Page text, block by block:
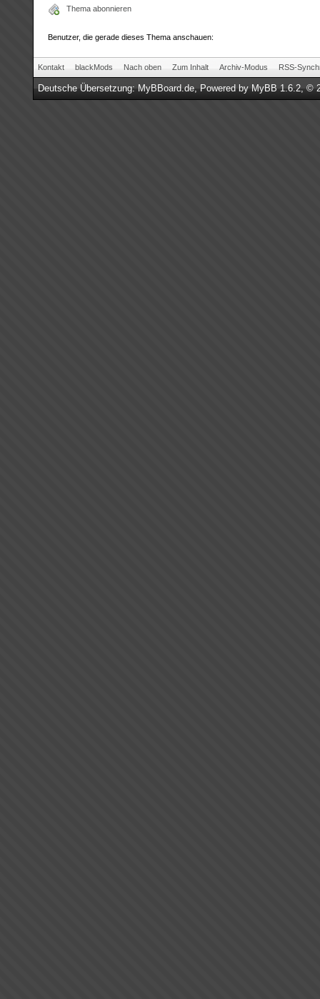
Thema abonnieren
Benutzer, die gerade dieses Thema anschauen:
Kontakt blackMods Nach oben Zum Inhalt Archiv-Modus RSS-
Deutsche Übersetzung:MyBBoard.de, Powered byMyBB 1.6.2, ©